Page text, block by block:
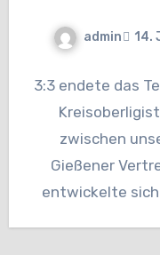
admin 14.
3:3 endete das
zwischen
Gießener
entwickelte sich